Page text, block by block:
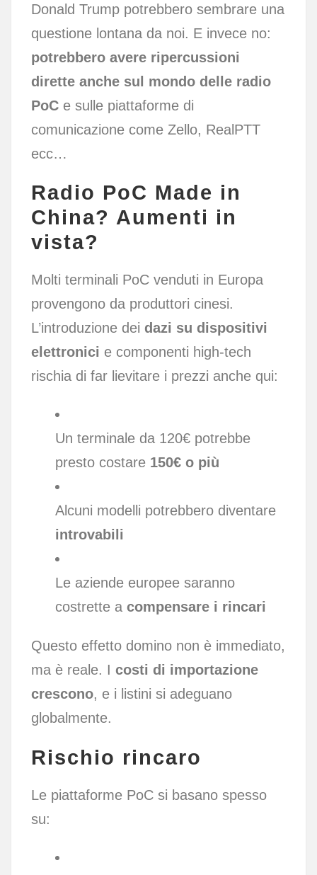
Donald Trump potrebbero sembrare una
questione lontana da noi. E invece no:
potrebbero avere ripercussioni
dirette anche sul mondo delle radio
PoCe sulle piattaforme di
comunicazione come Zello, RealPTT
ecc…
Radio PoC Made in
China? Aumenti in
vista?
Molti terminali PoC venduti in Europa
provengono da produttori cinesi.
L’introduzione dei dazi su dispositivi
elettronici e componenti high-tech
rischia di far lievitare i prezzi anche qui:
Un terminale da 120€ potrebbe
presto costare 150€ o più
Alcuni modelli potrebbero diventare
introvabili
Le aziende europee saranno
costrette a compensare i rincari
Questo effetto domino non è immediato,
ma è reale. I costi di importazione
crescono, e i listini si adeguano
globalmente.
Rischio rincaro
Le piattaforme PoC si basano spesso
su: